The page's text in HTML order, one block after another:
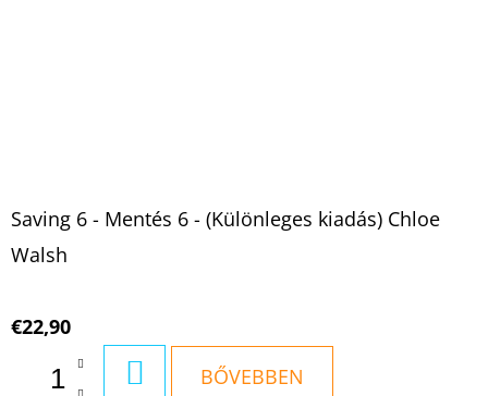
Saving 6 - Mentés 6 - (Különleges kiadás) Chloe
Walsh
€22,90
KOSÁRBABŐVEBBEN